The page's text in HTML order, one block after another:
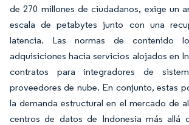
de 270 millones de ciudadanos, exige un
escala de petabytes junto con una
latencia. Las normas de contenido
adquisiciones hacia servicios alojados en
contratos para integradores de
proveedores de nube. En conjunto, estas
la demanda estructural en el mercado de
centros de datos de Indonesia más allá